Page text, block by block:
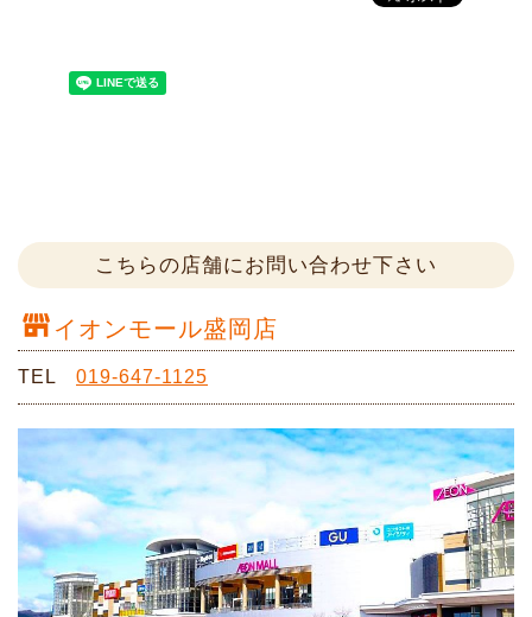
こちらの店舗にお問い合わせ下さい
イオンモール盛岡店
TEL 019-647-1125